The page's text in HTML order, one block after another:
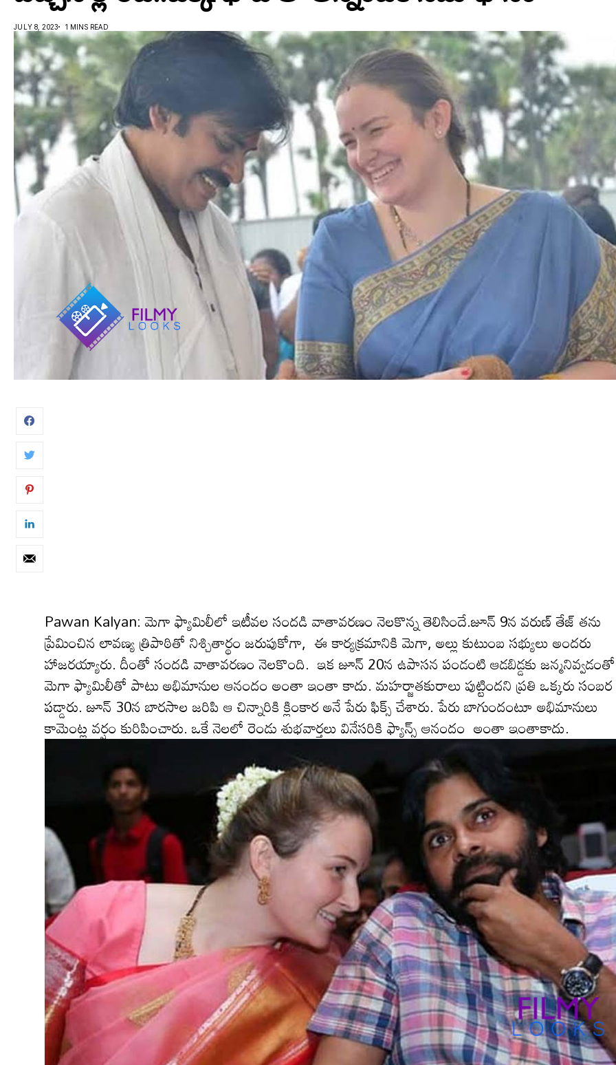
JULY 8, 2023 1 MINS READ
Pawan Kalyan: మెగా ఫ్యామిలీలో ఇటీవ‌ల సంద‌డి వాతావ‌ర‌ణం నెల‌కొన్న తెలిసిందే.జూన్ 9న వ‌రుణ్ తేజ్ త‌ను
ప్రేమించిన లావ‌ణ్య త్రిపాఠితో నిశ్చితార్థం జ‌రుపుకోగా, ఈ కార్య‌క్రమానికి మెగా, అల్లు కుటుంబ స‌భ్యులు అంద‌రు
హాజ‌ర‌య్యారు. దీంతో సంద‌డి వాతావ‌ర‌ణం నెల‌కొంది. ఇక జూన్ 20న ఉపాస‌న పండంటి ఆడబిడ్డ‌కు జ‌న్మ‌నివ్వ‌డంతో
మెగా ఫ్యామిలీతో పాటు అభిమానుల ఆనందం అంతా ఇంతా కాదు. మ‌హ‌ర్జాత‌కురాలు పుట్టింద‌ని ప్ర‌తి ఒక్క‌రు సంబ‌ర
ప‌డ్డారు. జూన్ 30న బార‌సాల జ‌రిపి ఆ చిన్నారికి క్లింకార అనే పేరు ఫిక్స్ చేశారు. పేరు బాగుందంటూ అభిమానులు
కామెంట్ల వ‌ర్షం కురిపించారు. ఒకే నెల‌లో రెండు శుభ‌వార్త‌లు వినేసరికి ఫ్యాన్స్ ఆనందం అంతా ఇంతాకాదు.